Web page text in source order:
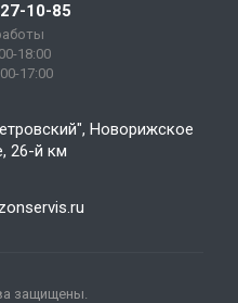
10-85
18:00
17:00
Новорижское
26-й км
защищены.